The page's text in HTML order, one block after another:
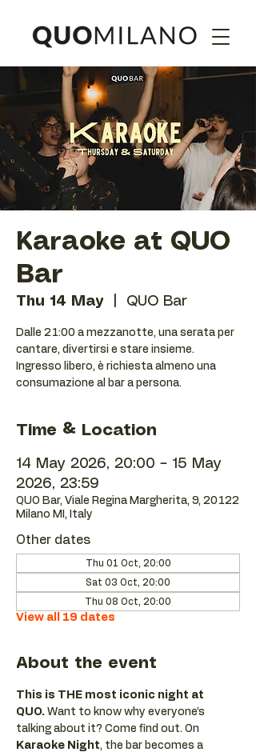
Karaoke at QUO
Bar
Thu 14 May QUO Bar
Dalle 21:00 a mezzanotte, una serata per
cantare, divertirsi e stare insieme.
Ingresso libero, è richiesta almeno una
consumazione al bar a persona.
Time & Location
14 May 2026, 20:00 – 15 May
2026, 23:59
QUO Bar, Viale Regina Margherita, 9, 20122
Milano MI, Italy
Other dates
Thu 01 Oct, 20:00
Sat 03 Oct, 20:00
Thu 08 Oct, 20:00
View all 19 dates
About the event
This is THE most iconic night at
QUO. Want to know why everyone’s
talking about it? Come find out. On
Karaoke Night, the bar becomes a